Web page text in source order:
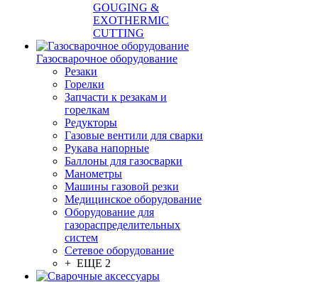
GOUGING &
EXOTHERMIC
CUTTING
Газосварочное оборудование
Резаки
Горелки
Запчасти к резакам и
горелкам
Редукторы
Газовые вентили для сварки
Рукава напорные
Баллоны для газосварки
Манометры
Машины газовой резки
Медицинское оборудование
Оборудование для
газораспределительных
систем
Сетевое оборудование
+ ЕЩЕ 2